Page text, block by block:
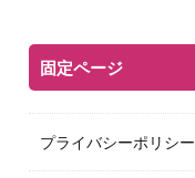
固定ページ
プライバシーポリシー